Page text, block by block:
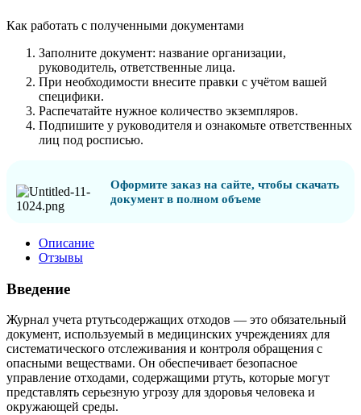
Как работать с полученными документами
Заполните документ: название организации,
руководитель, ответственные лица.
При необходимости внесите правки с учётом вашей
специфики.
Распечатайте нужное количество экземпляров.
Подпишите у руководителя и ознакомьте ответственных
лиц под росписью.
Оформите заказ на сайте, чтобы скачать
документ в полном объеме
Описание
Отзывы
Введение
Журнал учета ртутьсодержащих отходов — это обязательный
документ, используемый в медицинских учреждениях для
систематического отслеживания и контроля обращения с
опасными веществами. Он обеспечивает безопасное
управление отходами, содержащими ртуть, которые могут
представлять серьезную угрозу для здоровья человека и
окружающей среды.